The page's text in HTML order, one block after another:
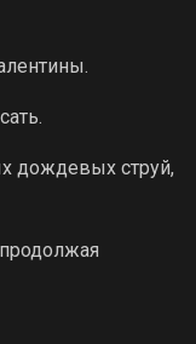
дождевых струй,